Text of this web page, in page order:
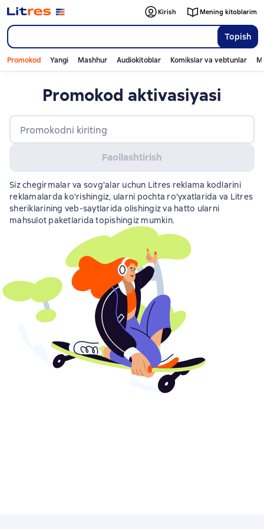
Topish
Kirish Mening kitoblarim
Promokod Yangi Mashhur Audiokitoblar Komikslar va vebtunlar
Promokod aktivasiyasi
Promokodni kiriting
Faollashtirish
Siz chegirmalar va sovg'alar uchun Litres reklama kodlarini
reklamalarda ko'rishingiz, ularni pochta ro'yxatlarida va Litres
sheriklarining veb-saytlarida olishingiz va hatto ularni
mahsulot paketlarida topishingiz mumkin.